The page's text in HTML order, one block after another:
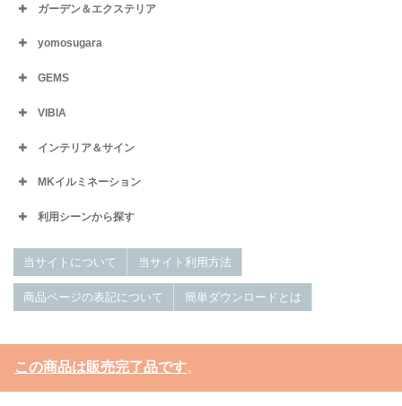
ガーデン＆エクステリア
yomosugara
GEMS
VIBIA
インテリア＆サイン
MKイルミネーション
利用シーンから探す
当サイトについて 当サイト利用方法
商品ページの表記について 簡単ダウンロードとは
この商品は販売完了品です。